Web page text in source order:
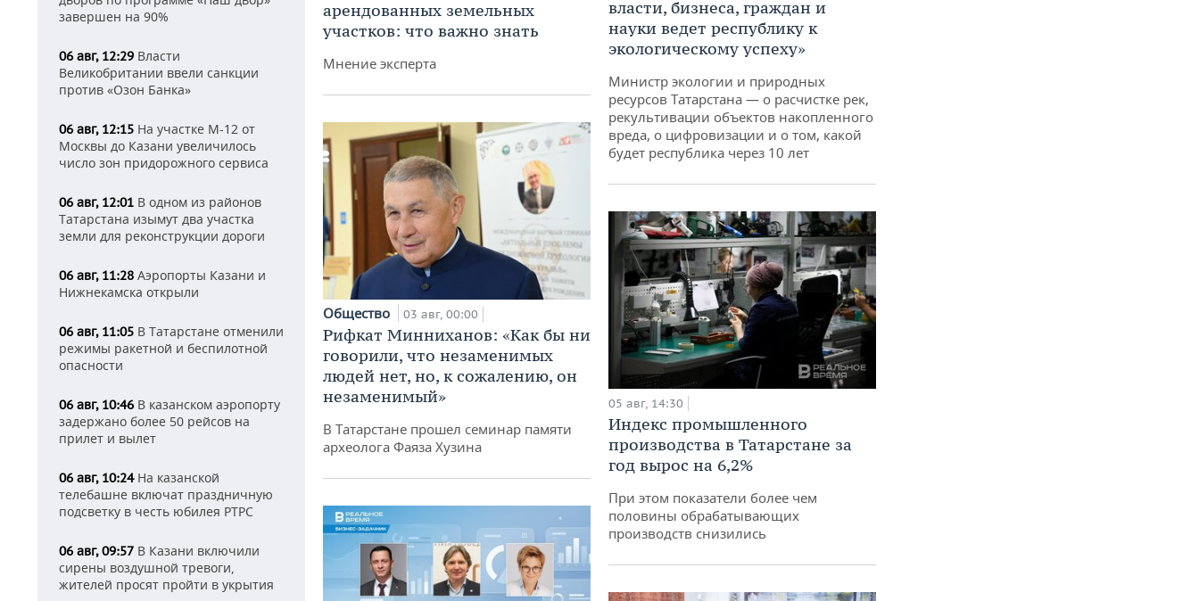
завершен на 90%
06 авг, 12:29 Власти
Великобритании ввели санкции
против «Озон Банка»
06 авг, 12:15 На участке М-12 от
Москвы до Казани увеличилось
число зон придорожного сервиса
06 авг, 12:01 В одном из районов
Татарстана изымут два участка
земли для реконструкции дороги
06 авг, 11:28 Аэропорты Казани и
Нижнекамска открыли
06 авг, 11:05 В Татарстане отменили
режимы ракетной и беспилотной
опасности
06 авг, 10:46 В казанском аэропорту
задержано более 50 рейсов на
прилет и вылет
06 авг, 10:24На казанской
телебашне включат праздничную
подсветку в честь юбилея РТРС
06 авг, 09:57 В Казани включили
сирены воздушной тревоги,
жителей просят пройти в укрытия
арендованных земельных
участков: что важно знать
Мнение эксперта
Общество 03 авг, 00:00
Рифкат Минниханов: «Как бы ни
говорили, что незаменимых
людей нет, но, к сожалению, он
незаменимый»
В Татарстане прошел семинар памяти
археолога Фаяза Хузина
власти, бизнеса, граждан и
науки ведет республику к
экологическому успеху»
Министр экологии и природных
ресурсов Татарстана — о расчистке рек,
рекультивации объектов накопленного
вреда, о цифровизации и о том, какой
будет республика через 10 лет
05 авг, 14:30
Индекс промышленного
производства в Татарстане за
год вырос на 6,2%
При этом показатели более чем
половины обрабатывающих
производств снизились